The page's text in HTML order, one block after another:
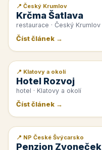
📰 PR článek
📍 Český Krumlov
Krčma Šatlava
restaurace · Český Krumlov
Číst článek →
📰 PR článek
📍 Klatovy a okolí
Hotel Rozvoj
hotel · Klatovy a okolí
Číst článek →
📰 PR článek
📍 NP České Švýcarsko
Penzion Zvoneček